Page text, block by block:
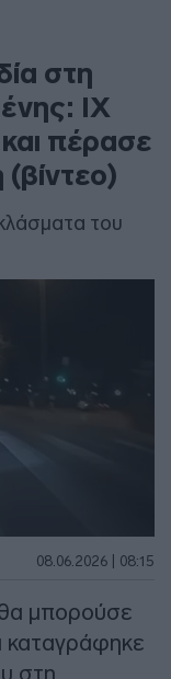
στη
ΙΧ
πέρασε
του
08.06.2026 | 08:15
μπορούσε
καταγράφηκε
στη